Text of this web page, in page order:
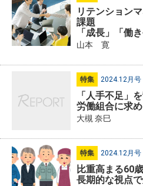
リテンション
課題
「成長」「働
山本 寛
特集 2024.12月号
「人手不足」
労働組合に求
大槻 奈巳
特集 2024.12月号
比重高まる60
長期的な視点